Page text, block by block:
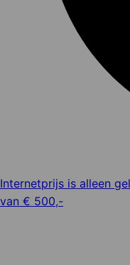
Internetprijs is alleen
van € 500,-